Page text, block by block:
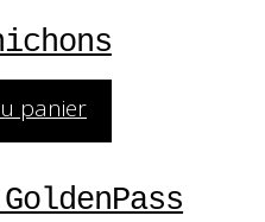
panier